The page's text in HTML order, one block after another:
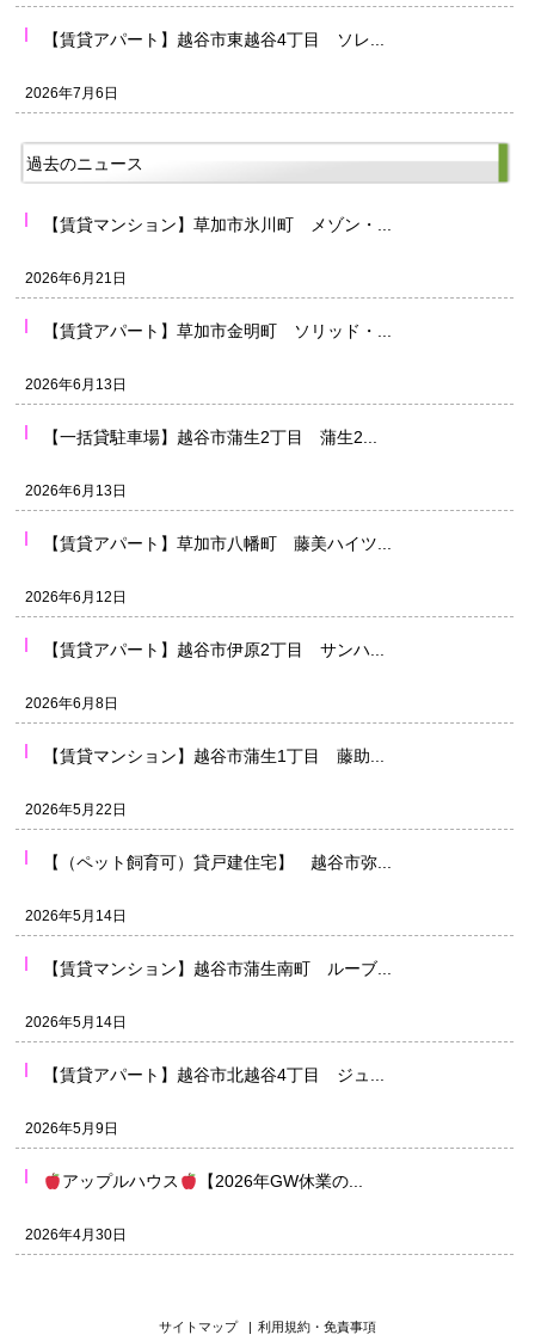
【賃貸アパート】越谷市東越谷4丁目 ソレ...
2026年7月6日
過去のニュース
【賃貸マンション】草加市氷川町 メゾン・...
2026年6月21日
【賃貸アパート】草加市金明町 ソリッド・...
2026年6月13日
【一括貸駐車場】越谷市蒲生2丁目 蒲生2...
2026年6月13日
【賃貸アパート】草加市八幡町 藤美ハイツ...
2026年6月12日
【賃貸アパート】越谷市伊原2丁目 サンハ...
2026年6月8日
【賃貸マンション】越谷市蒲生1丁目 藤助...
2026年5月22日
【（ペット飼育可）貸戸建住宅】 越谷市弥...
2026年5月14日
【賃貸マンション】越谷市蒲生南町 ルーブ...
2026年5月14日
【賃貸アパート】越谷市北越谷4丁目 ジュ...
2026年5月9日
アップルハウス 【2026年GW休業の...
2026年4月30日
サイトマップ 利用規約・免責事項